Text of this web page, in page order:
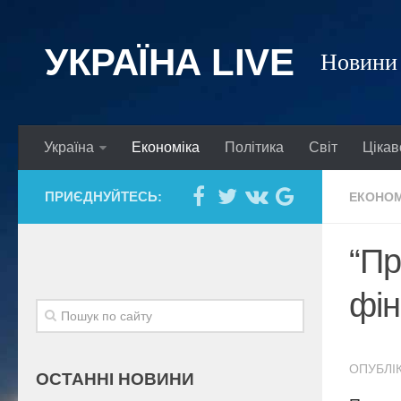
УКРАЇНА LIVE Новини
Україна Економіка Політика Світ
ПРИЄДНУЙТЕСЬ:
ОСТАННІ НОВИНИ